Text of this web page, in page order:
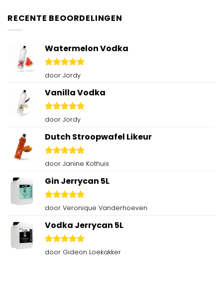
RECENTE BEOORDELINGEN
Watermelon Vodka
Gewaardeerd
door Jordy
Vanilla Vodka
Gewaardeerd
door Jordy
Dutch Stroopwafel Likeur
Gewaardeerd
door Janine Kothuis
Gin Jerrycan 5L
Gewaardeerd
door Veronique Vanderhoeven
Vodka Jerrycan 5L
Gewaardeerd
door Gideon Loekakker